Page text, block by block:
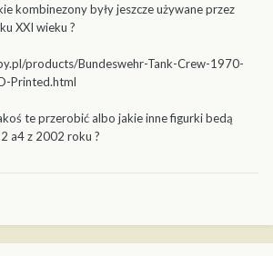
kombinezony były jeszcze używane przez
XXI wieku ?
products/Bundeswehr-Tank-Crew-1970-
Printed.html
te przerobić albo jakie inne figurki bedą
a4 z 2002 roku ?